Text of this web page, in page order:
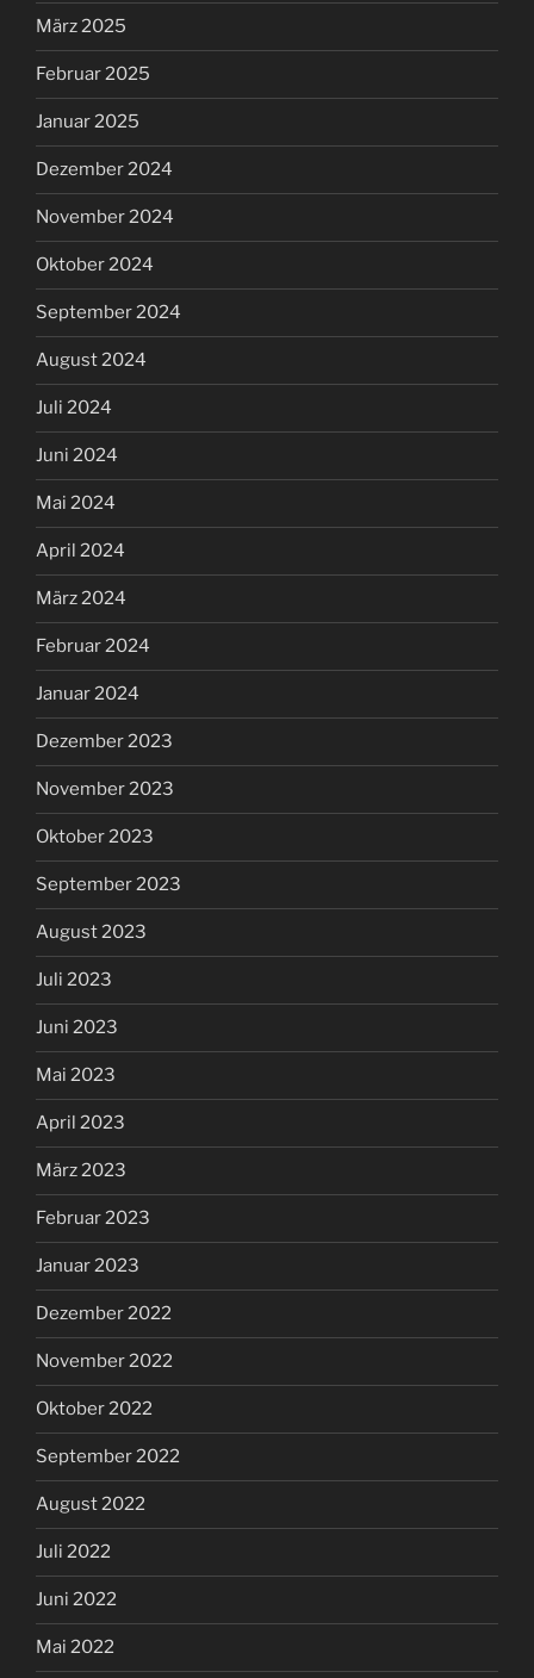
März 2025
Februar 2025
Januar 2025
Dezember 2024
November 2024
Oktober 2024
September 2024
August 2024
Juli 2024
Juni 2024
Mai 2024
April 2024
März 2024
Februar 2024
Januar 2024
Dezember 2023
November 2023
Oktober 2023
September 2023
August 2023
Juli 2023
Juni 2023
Mai 2023
April 2023
März 2023
Februar 2023
Januar 2023
Dezember 2022
November 2022
Oktober 2022
September 2022
August 2022
Juli 2022
Juni 2022
Mai 2022